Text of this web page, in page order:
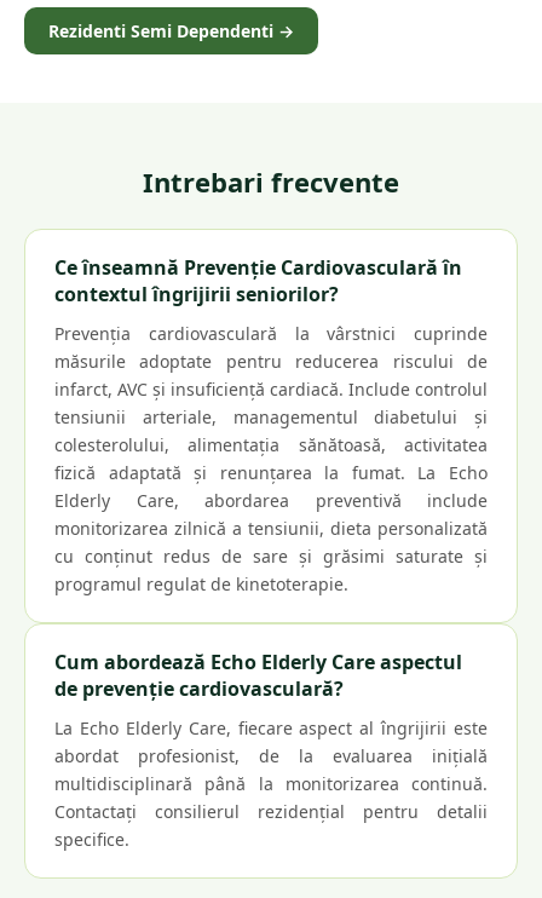
Rezidenti Semi Dependenti →
Intrebari frecvente
Ce înseamnă Prevenție Cardiovasculară în
contextul îngrijirii seniorilor?
Prevenția cardiovasculară la vârstnici cuprinde
măsurile adoptate pentru reducerea riscului de
infarct, AVC și insuficiență cardiacă. Include controlul
tensiunii arteriale, managementul diabetului și
colesterolului, alimentația sănătoasă, activitatea
fizică adaptată și renunțarea la fumat. La Echo
Elderly Care, abordarea preventivă include
monitorizarea zilnică a tensiunii, dieta personalizată
cu conținut redus de sare și grăsimi saturate și
programul regulat de kinetoterapie.
Cum abordează Echo Elderly Care aspectul
de prevenție cardiovasculară?
La Echo Elderly Care, fiecare aspect al îngrijirii este
abordat profesionist, de la evaluarea inițială
multidisciplinară până la monitorizarea continuă.
Contactați consilierul rezidențial pentru detalii
specifice.